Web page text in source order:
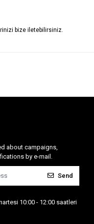
bize iletebilirsiniz.
about campaigns,
by e-mail.
Send
10:00 - 12:00 saatleri